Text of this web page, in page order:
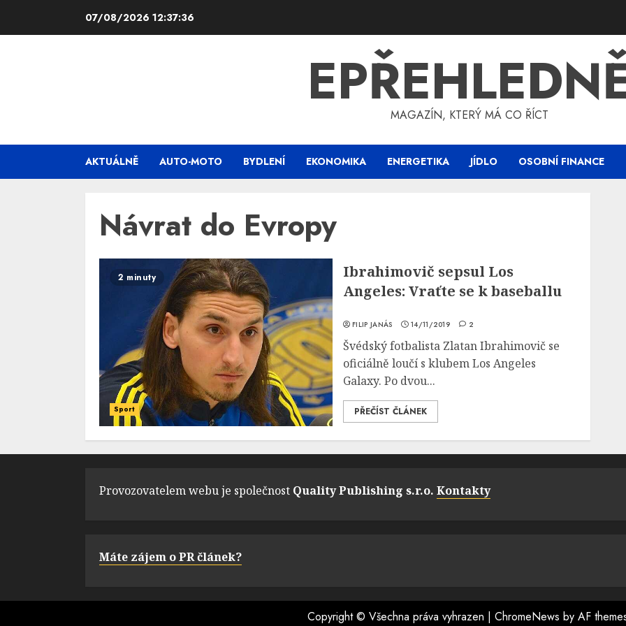
07/08/2026 12:37:36
MAGAZÍN, KTERÝ MÁ CO ŘÍCT
AKTUÁLNĚ AUTO-MOTO BYDLENÍ EKONOMIKA ENERGETIKA JÍDLO OSOBNÍ FINANCE
Návrat do Evropy
2 minuty
Sport
Ibrahimovič sepsul Los
Angeles: Vraťte se k baseballu
FILIP JANÁS 14/11/2019 2
Švédský fotbalista Zlatan Ibrahimovič se
oficiálně loučí s klubem Los Angeles
Galaxy. Po dvou...
PŘEČÍST ČLÁNEK
Provozovatelem webu je společnost Quality Publishing s.r.o. Kontakty
Máte zájem o PR článek?
Copyright © Všechna práva vyhrazen | ChromeNews by AF